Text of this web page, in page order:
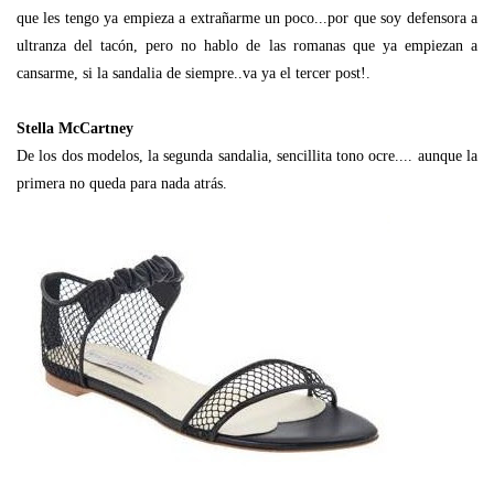
que les tengo ya empieza a extrañarme un poco...por que soy defensora a
ultranza del tacón, pero no hablo de las romanas que ya empiezan a
cansarme, si la sandalia de siempre..va ya el tercer post!.
Stella McCartney
De los dos modelos, la segunda sandalia, sencillita tono ocre.... aunque la
primera no queda para nada atrás.